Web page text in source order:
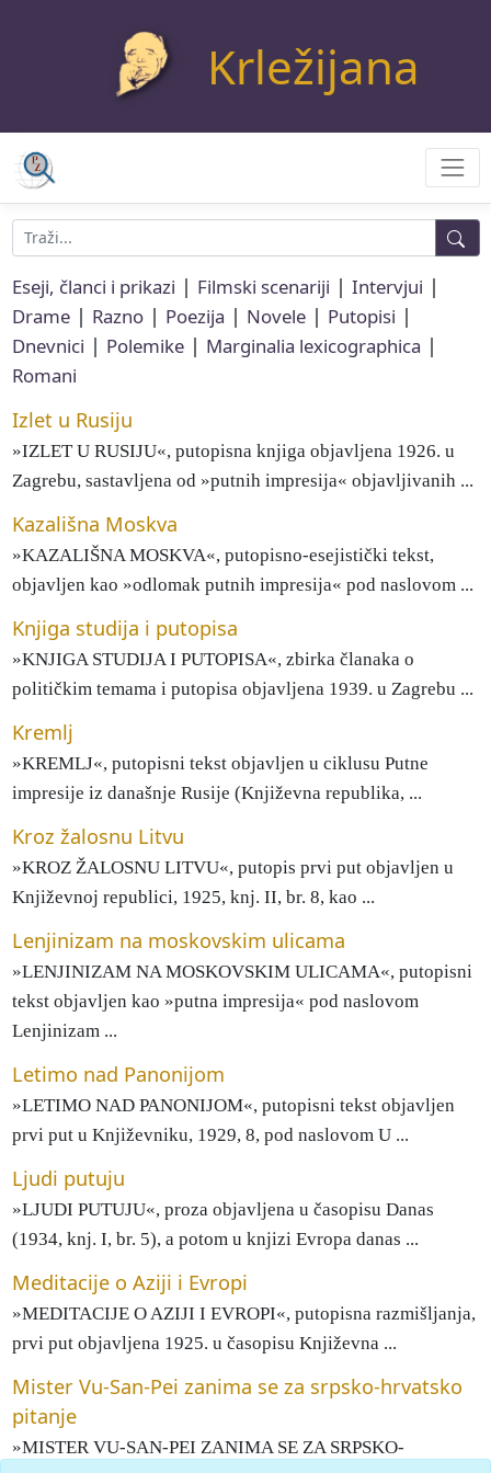
Krležijana
Eseji, članci i prikazi | Filmski scenariji | Intervjui |
Drame| Razno| Poezija | Novele| Putopisi |
Dnevnici | Polemike| Marginalia lexicographica |
Romani
Izlet u Rusiju
»IZLET U RUSIJU«, putopisna knjiga objavljena 1926. u
Zagrebu, sastavljena od »putnih impresija« objavljivanih ...
Kazališna Moskva
»KAZALIŠNA MOSKVA«, putopisno-esejistički tekst,
objavljen kao »odlomak putnih impresija« pod naslovom ...
Knjiga studija i putopisa
»KNJIGA STUDIJA I PUTOPISA«, zbirka članaka o
političkim temama i putopisa objavljena 1939. u Zagrebu ...
Kremlj
»KREMLJ«, putopisni tekst objavljen u ciklusu Putne
impresije iz današnje Rusije (Književna republika, ...
Kroz žalosnu Litvu
»KROZ ŽALOSNU LITVU«, putopis prvi put objavljen u
Književnoj republici, 1925, knj. II, br. 8, kao ...
Lenjinizam na moskovskim ulicama
»LENJINIZAM NA MOSKOVSKIM ULICAMA«, putopisni
tekst objavljen kao »putna impresija« pod naslovom
Lenjinizam ...
Letimo nad Panonijom
»LETIMO NAD PANONIJOM«, putopisni tekst objavljen
prvi put u Književniku, 1929, 8, pod naslovom U ...
Ljudi putuju
»LJUDI PUTUJU«, proza objavljena u časopisu Danas
(1934, knj. I, br. 5), a potom u knjizi Evropa danas ...
Meditacije o Aziji i Evropi
»MEDITACIJE O AZIJI I EVROPI«, putopisna razmišljanja,
prvi put objavljena 1925. u časopisu Književna ...
Mister Vu-San-Pei zanima se za srpsko-hrvatsko
pitanje
»MISTER VU-SAN-PEI ZANIMA SE ZA SRPSKO-